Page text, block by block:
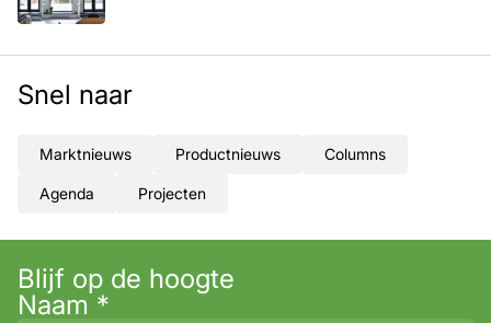
Snel naar
Marktnieuws Productnieuws Columns
Agenda Projecten
Blijf op de hoogte
Naam *